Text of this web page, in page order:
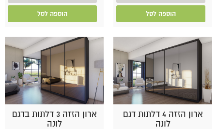
הוספה לסל הוספה לסל
ארון הזזה 4 דלתות דגם
לונה
ארון הזזה 3 דלתות בדגם
לונה